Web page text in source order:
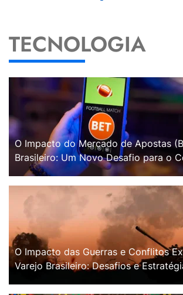
TECNOLOGIA
O Impacto do Mercado de Apostas
Brasileiro: Um Novo Desafio para o
O Impacto das Guerras e Conflitos
Varejo Brasileiro: Desafios e